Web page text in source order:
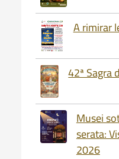
A rimirar
42ª Sagra
Musei
serata:
2026